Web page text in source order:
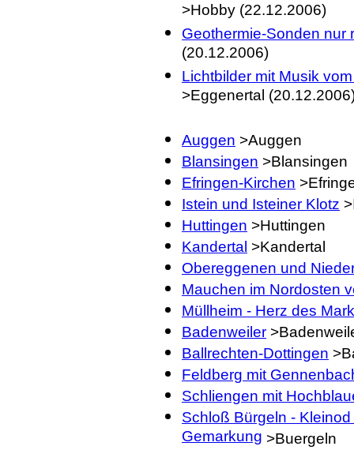
>Hobby (22.12.2006)
Geothermie-Sonden nur
(20.12.2006)
Lichtbilder mit Musik
>Eggenertal
Auggen >Auggen
Blansingen >Blansingen
Efringen-Kirchen
Istein und Isteiner Klotz
Huttingen >Huttingen
Kandertal >Kandertal
Obereggenen und
Mauchen im Nordosten
Müllheim - Herz des
Badenweiler
Ballrechten-Dottingen
Feldberg mit
Schliengen mit
Schloß Bürgeln -
Gemarkung >Buergeln